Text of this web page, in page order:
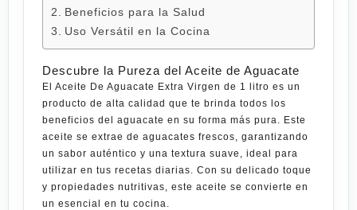
Beneficios para la Salud
Uso Versátil en la Cocina
Descubre la Pureza del Aceite de Aguacate
El Aceite De Aguacate Extra Virgen de 1 litro es un
producto de alta calidad que te brinda todos los
beneficios del aguacate en su forma más pura. Este
aceite se extrae de aguacates frescos, garantizando
un sabor auténtico y una textura suave, ideal para
utilizar en tus recetas diarias. Con su delicado toque
y propiedades nutritivas, este aceite se convierte en
un esencial en tu cocina.